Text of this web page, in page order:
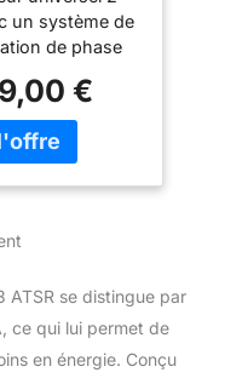
EURO V,
de
unité
manuel /
prises
un système de
de phase
- avec
même
pour les
moteur
toutes les
qualité
y compris
€
ATSR se distingue par
ce qui lui permet de
en énergie. Conçu